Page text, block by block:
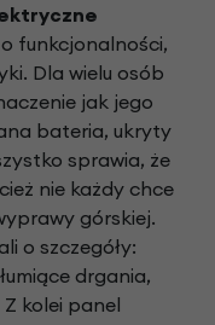
funkcjonalności,
Dla wielu osób
jak jego
bateria, ukryty
sprawia, że
nie każdy chce
górskiej.
o szczegóły:
drgania,
kolei panel